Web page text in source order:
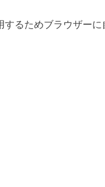
するためブラウザー